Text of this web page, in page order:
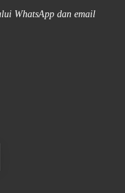
WhatsApp dan email